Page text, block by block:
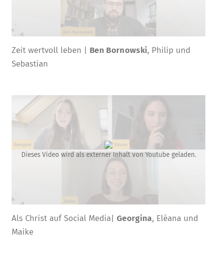
Zeit wertvoll leben | Ben Bornowski, Philip und
Sebastian
Dieses Video wird als externer Inhalt von Youtube geladen.
Als Christ auf Social Media| Georgina, Eléana und
Maike